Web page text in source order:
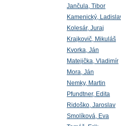
Jančula, Tibor
Kamenický,
Kolesár, Juraj
Krajkovič, Mikuláš
Kvorka, Ján
Matejička, Vladimír
Mora, Ján
Nemky, Martin
Pfundtner, Edita
Ridoško, Jaroslav
Smolíková, Eva